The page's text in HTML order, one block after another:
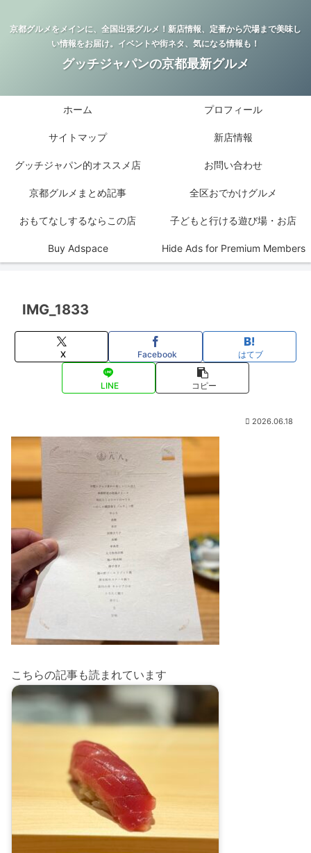
京都グルメをメインに、全国出張グルメ！新店情報、定番から穴場まで美味し
い情報をお届け。イベントや街ネタ、気になる情報も！
グッチジャパンの京都最新グルメ
ホーム プロフィール
サイトマップ 新店情報
グッチジャパン的オススメ店 お問い合わせ
京都グルメまとめ記事 全区おでかけグルメ
おもてなしするならこの店 子どもと行ける遊び場・お店
Buy Adspace Hide Ads for Premium Members
IMG_1833
X Facebook はてブ
LINE コピー
2026.06.18
こちらの記事も読まれています